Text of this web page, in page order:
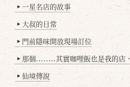
▶ 一星名店的故事
▶ 大叔的日常
▶ 門前隱味開放現場訂位
▶ 那個........其實咖哩飯也是我的店，
▶ 仙境傳說